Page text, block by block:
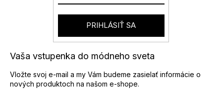
Vaša vstupenka do módneho sveta
Vložte svoj e-mail a my Vám budeme zasielať informácie o
nových produktoch na našom e-shope.
PRIHLÁSIŤ SA